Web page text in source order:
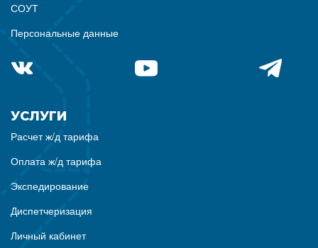
СОУТ
Персональные данные
УСЛУГИ
Расчет ж/д тарифа
Оплата ж/д тарифа
Экспедирование
Диспетчеризация
Личный кабинет